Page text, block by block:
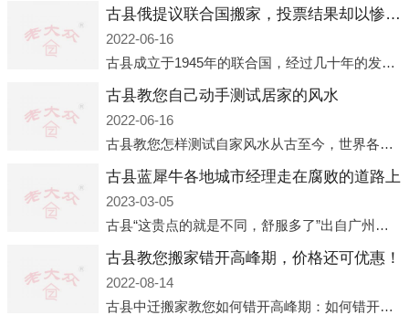
古县俄提议联合国搬家，投票结果却以惨败收场
2022-06-16
古县成立于1945年的联合国，经过几十年的发展，如今拥有193个成员国。拥有如此众多会员国的联合国，可以说是世界上最具代表性的国际组织，也是世界上分量最重、有着较高话语权的国际组织。但以美国为首的西方国家
古县教您自己动手测试居家的风水
2022-06-16
古县教您怎样测试自家风水从古至今，世界各地的人们都在研究人在乾坤中的位置以及它们所形成的关系。通过探究季节转换、星象变化，并且在所观测到的自然规律的指导下，人们开始认识到居住在不同住宅中的人，其一生中的财
古县蓝犀牛各地城市经理走在腐败的道路上
2023-03-05
古县“这贵点的就是不同，舒服多了”出自广州运营邓经理的口中。2023年开年刚出来，三个司机（加盟蓝犀牛的个人队伍）便请广州经理去佛山娱乐场所大消费了一次，据知悉一晚消费达一万多，由三人平摊费用，燃鹅这样的
古县教您搬家错开高峰期，价格还可优惠！
2022-08-14
古县中迁搬家教您如何错开高峰期：如何错开高峰期搬家，中迁搬家做了一些电话数据统计和分析，发现市民中午2点左右访问网站的人是最多的，电话咨询是早上9点左右是最多的，预约搬家周六和周日是最多的，网上QQ微